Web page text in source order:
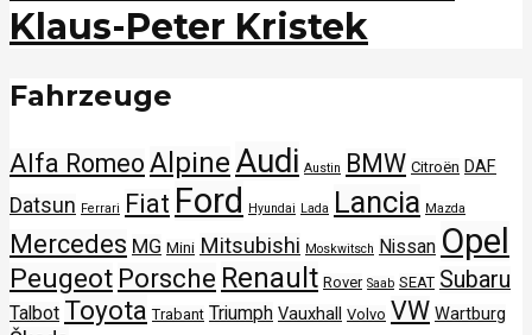
Klaus-Peter Kristek
Fahrzeuge
Alfa Romeo Alpine Audi Austin BMW Citroën DAF
Datsun Ferrari Fiat Ford Hyundai Lada Lancia Mazda
Mercedes MG Mini Mitsubishi Moskwitsch Nissan Opel
Peugeot Porsche Renault Rover Saab SEAT Subaru
Talbot Toyota Trabant Triumph Vauxhall Volvo VW Wartburg